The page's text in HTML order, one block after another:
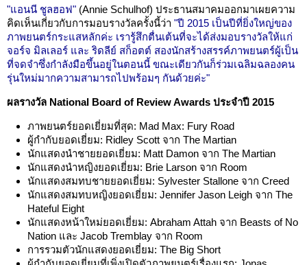
"แอนนี ชูลฮอฟ" (Annie Schulhof) ประธานสมาคมออกมาเผยความ
คิดเห็นเกี่ยวกับการมอบรางวัลครั้งนี้ว่า "ปี 2015 เป็นปีที่ยิ่งใหญ่ของ
ภาพยนตร์กระแสหลักค่ะ เรารู้สึกตื่นเต้นที่จะได้ส่งมอบรางวัลให้แก่
จอร์จ มิลเลอร์ และ ริดลีย์ สก็อตต์ สองนักสร้างสรรค์ภาพยนตร์ผู้เป็น
ที่จดจำซึ่งกำลังมือขึ้นอยู่ในตอนนี้ ขณะเดียวกันก็ร่วมเฉลิมฉลองคน
รุ่นใหม่มากความสามารถไปพร้อมๆ กันด้วยค่ะ"
ผลรางวัล National Board of Review Awards ประจำปี 2015
ภาพยนตร์ยอดเยี่ยมที่สุด: Mad Max: Fury Road
ผู้กำกับยอดเยี่ยม: Ridley Scott จาก The Martian
นักแสดงนำชายยอดเยี่ยม: Matt Damon จาก The Martian
นักแสดงนำหญิงยอดเยี่ยม: Brie Larson จาก Room
นักแสดงสมทบชายยอดเยี่ยม: Sylvester Stallone จาก Creed
นักแสดงสมทบหญิงยอดเยี่ยม: Jennifer Jason Leigh จาก The
Hateful Eight
นักแสดงหน้าใหม่ยอดเยี่ยม: Abraham Attah จาก Beasts of No
Nation และ Jacob Tremblay จาก Room
การรวมตัวนักแสดงยอดเยี่ยม: The Big Short